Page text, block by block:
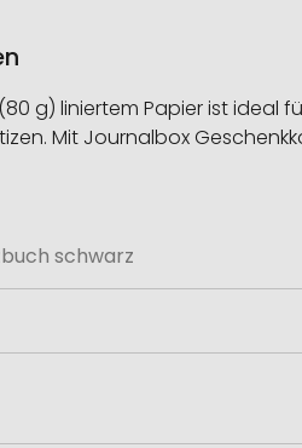
g) liniertem Papier ist ideal
Mit Journalbox
schwarz